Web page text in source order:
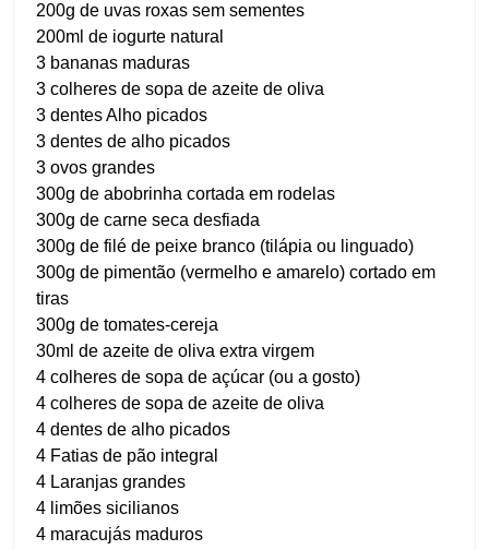
200g de uvas roxas sem sementes
200ml de iogurte natural
3 bananas maduras
3 colheres de sopa de azeite de oliva
3 dentes Alho picados
3 dentes de alho picados
3 ovos grandes
300g de abobrinha cortada em rodelas
300g de carne seca desfiada
300g de filé de peixe branco (tilápia ou linguado)
300g de pimentão (vermelho e amarelo) cortado em
tiras
300g de tomates-cereja
30ml de azeite de oliva extra virgem
4 colheres de sopa de açúcar (ou a gosto)
4 colheres de sopa de azeite de oliva
4 dentes de alho picados
4 Fatias de pão integral
4 Laranjas grandes
4 limões sicilianos
4 maracujás maduros